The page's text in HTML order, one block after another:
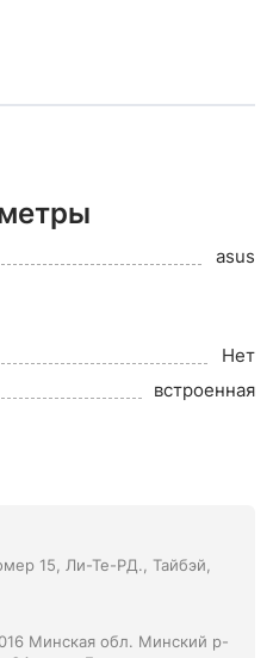
asus
Нет
встроенная
15, Ли-Те-РД., Тайбэй,
Минская обл. Минский р-